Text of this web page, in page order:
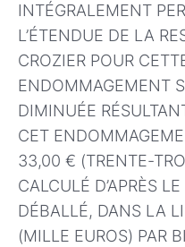
INTÉGRALEMENT
L’ÉTENDUE DE LA
CROZIER POUR
ENDOMMAGEMENT
DIMINUÉE
CET
33,00 € (TRENTE-
CALCULÉ D’APRÈS
DÉBALLÉ, DANS LA
(MILLE EUROS) PAR